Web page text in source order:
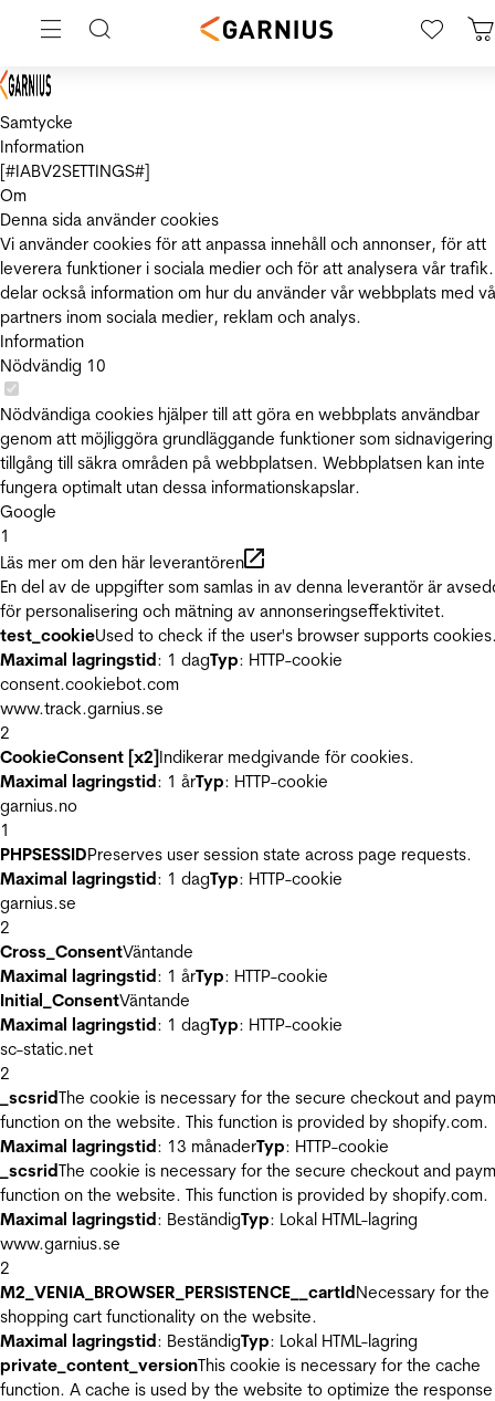
Samtycke
Information
[#IABV2SETTINGS#]
Om
Denna sida använder cookies
Vi använder cookies för att anpassa innehåll och annonser, för att
leverera funktioner i sociala medier och för att analysera vår
delar också information om hur du använder vår webbplats med
partners inom sociala medier, reklam och analys.
Information
Nödvändig 10
Nödvändiga cookies hjälper till att göra en webbplats användbar
genom att möjliggöra grundläggande funktioner som
tillgång till säkra områden på webbplatsen. Webbplatsen kan inte
fungera optimalt utan dessa informationskapslar.
Google
1
Läs mer om den här leverantören
En del av de uppgifter som samlas in av denna leverantör är
för personalisering och mätning av annonseringseffektivitet.
test_cookieUsed to check if the user's browser supports
Maximal lagringstid: 1 dagTyp: HTTP-cookie
consent.cookiebot.com
www.track.garnius.se
2
CookieConsent [x2]Indikerar medgivande för cookies.
Maximal lagringstid: 1 årTyp: HTTP-cookie
garnius.no
1
PHPSESSIDPreserves user session state across page requests.
Maximal lagringstid: 1 dagTyp: HTTP-cookie
garnius.se
2
Cross_ConsentVäntande
Maximal lagringstid: 1 årTyp: HTTP-cookie
Initial_ConsentVäntande
Maximal lagringstid: 1 dagTyp: HTTP-cookie
sc-static.net
2
_scsridThe cookie is necessary for the secure checkout and
function on the website. This function is provided by shopify.com.
Maximal lagringstid: 13 månaderTyp: HTTP-cookie
_scsridThe cookie is necessary for the secure checkout and
function on the website. This function is provided by shopify.com.
Maximal lagringstid: BeständigTyp: Lokal HTML-lagring
www.garnius.se
2
M2_VENIA_BROWSER_PERSISTENCE__cartIdNecessary for the
shopping cart functionality on the website.
Maximal lagringstid: BeständigTyp: Lokal HTML-lagring
private_content_versionThis cookie is necessary for the cache
function. A cache is used by the website to optimize the